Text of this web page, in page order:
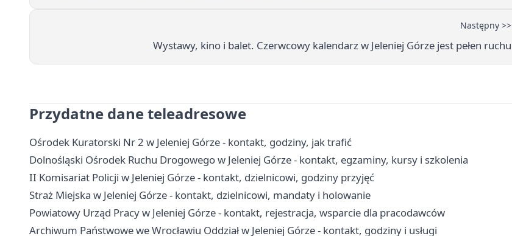
Następny >>
Wystawy, kino i balet. Czerwcowy kalendarz w Jeleniej Górze jest pełen ruchu
Przydatne dane teleadresowe
Ośrodek Kuratorski Nr 2 w Jeleniej Górze - kontakt, godziny, jak trafić
Dolnośląski Ośrodek Ruchu Drogowego w Jeleniej Górze - kontakt, egzaminy, kursy i szkolenia
II Komisariat Policji w Jeleniej Górze - kontakt, dzielnicowi, godziny przyjęć
Straż Miejska w Jeleniej Górze - kontakt, dzielnicowi, mandaty i holowanie
Powiatowy Urząd Pracy w Jeleniej Górze - kontakt, rejestracja, wsparcie dla pracodawców
Archiwum Państwowe we Wrocławiu Oddział w Jeleniej Górze - kontakt, godziny i usługi